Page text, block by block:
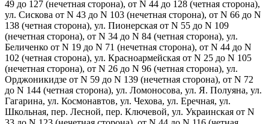
49 до 127 (нечетная сторона), от N 44 до 128 (четная сторона),
ул. Сискова от N 43 до N 103 (нечетная сторона), от N 66 до N
138 (четная сторона), ул. Пионерская от N 55 до N 109
(нечетная сторона), от N 34 до N 84 (четная сторона), ул.
Беличенко от N 19 до N 71 (нечетная сторона), от N 44 до N
102 (четная сторона), ул. Красноармейская от N 25 до N 105
(нечетная сторона), от N 26 до N 96 (четная сторона), ул.
Орджоникидзе от N 59 до N 139 (нечетная сторона), от N 72
до N 144 (четная сторона), ул. Ломоносова, ул. Я. Полуяна, ул.
Гагарина, ул. Космонавтов, ул. Чехова, ул. Еречная, ул.
Школьная, пер. Лесной, пер. Ключевой, ул. Украинская от N